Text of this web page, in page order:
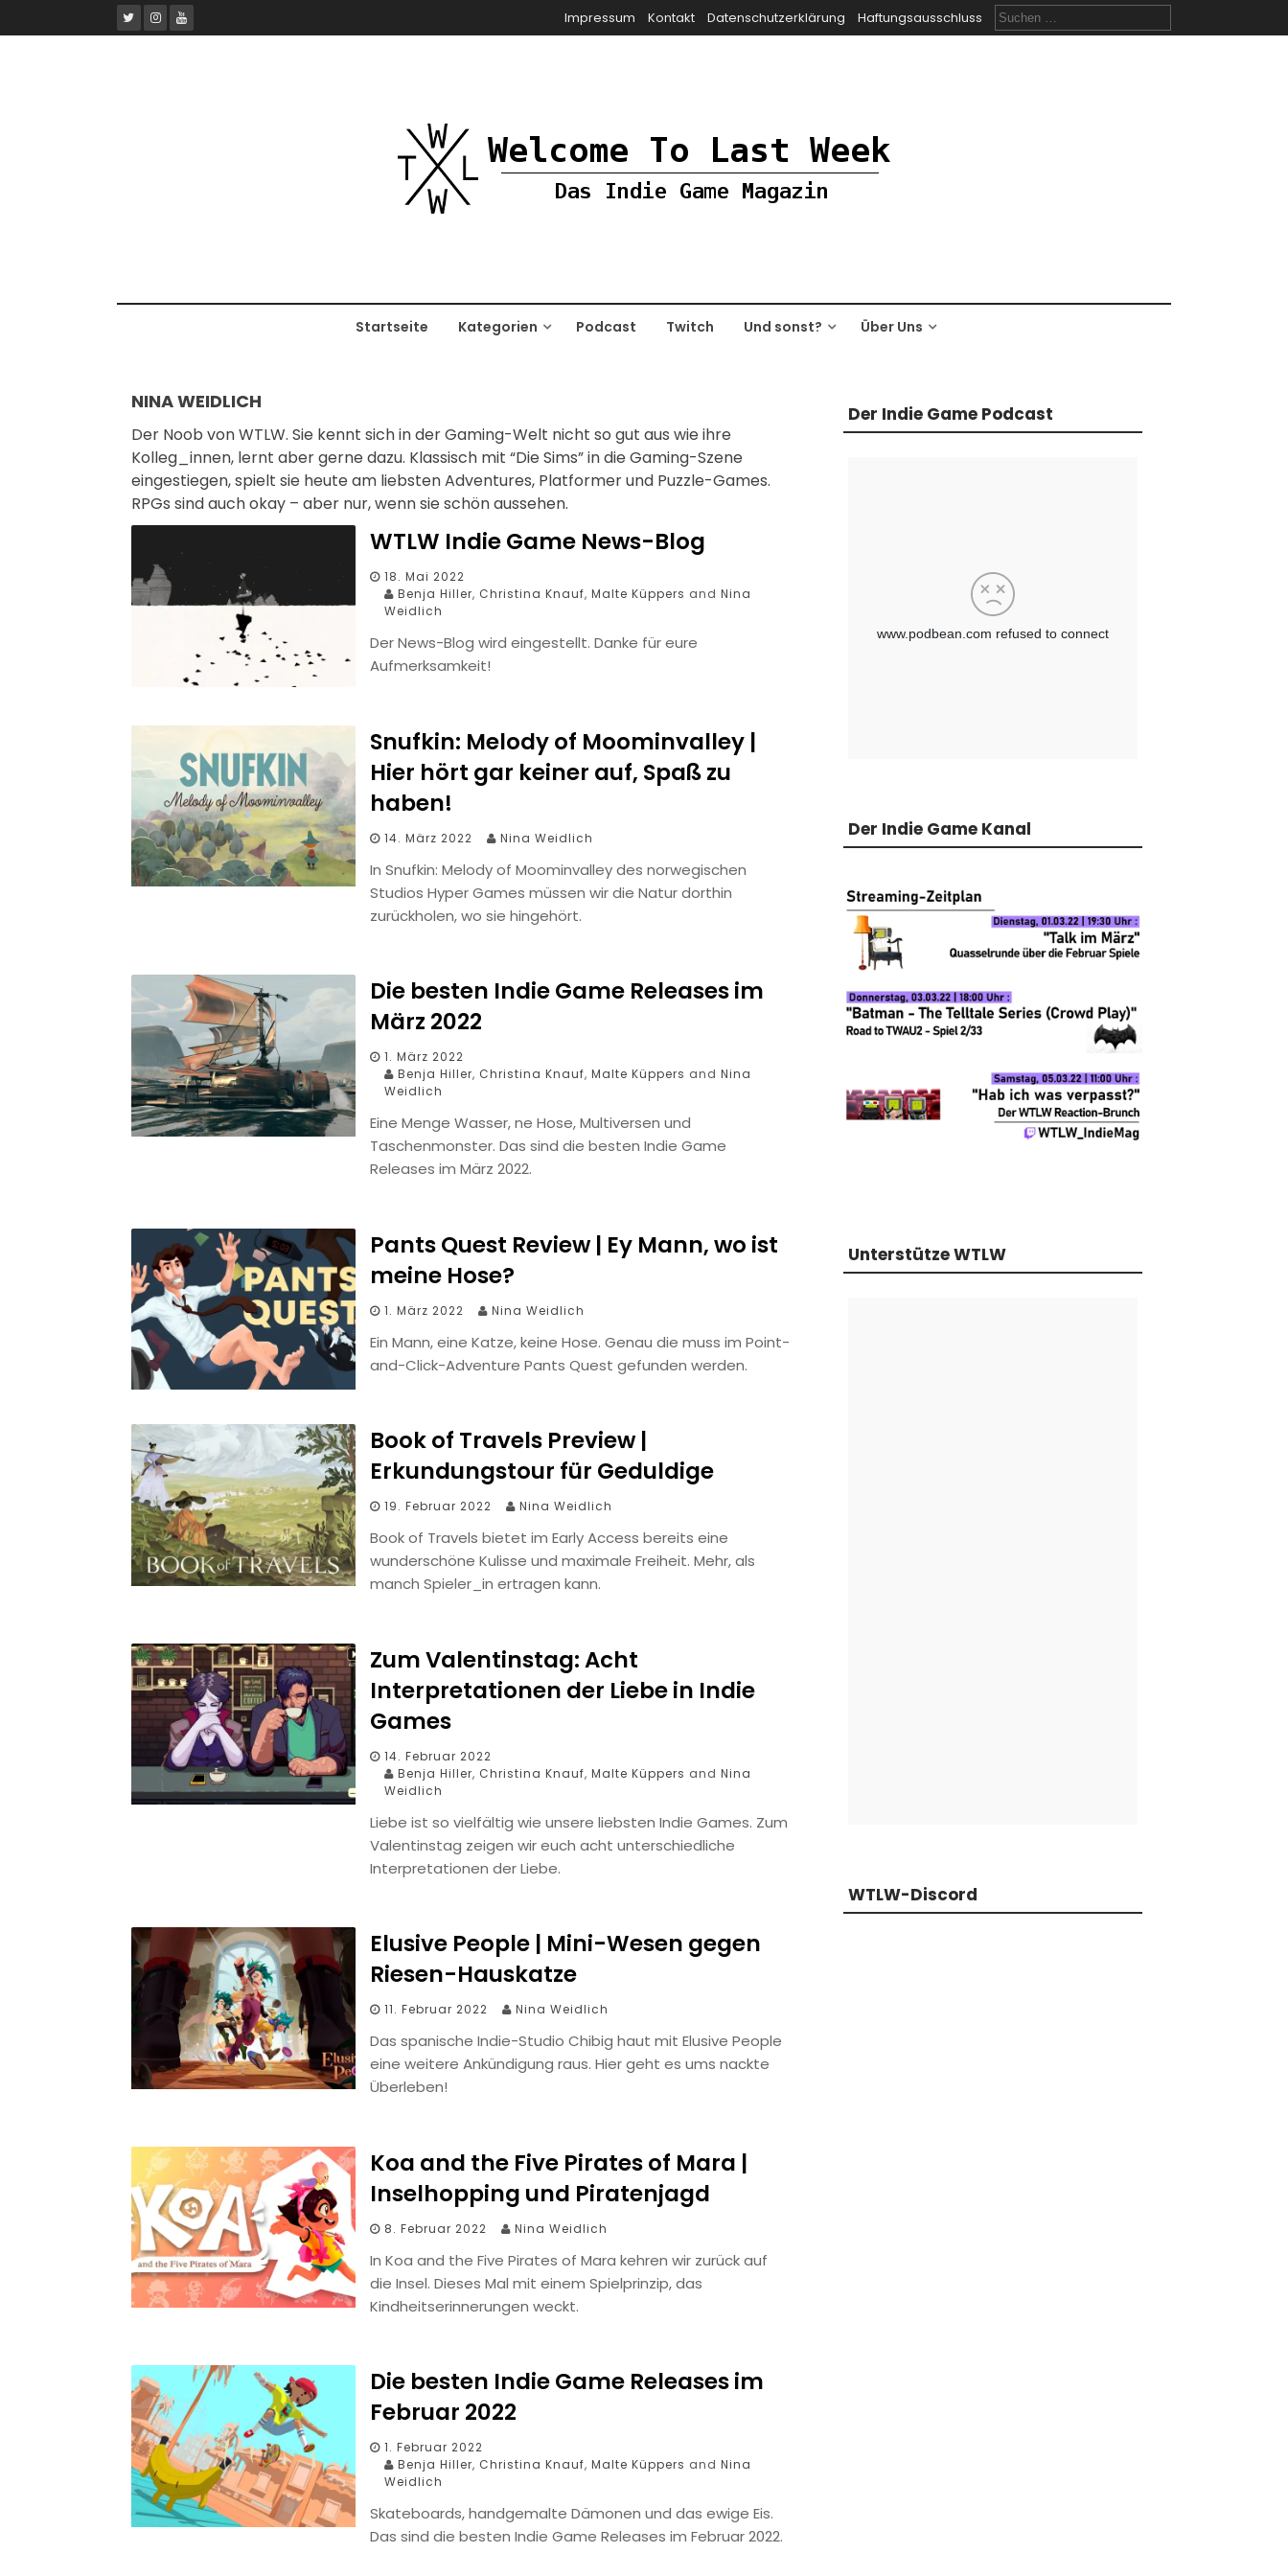
to
Impressum Kontakt Datenschutzerklärung Haftungsausschluss
Suchen
nach:
Startseite Kategorien Podcast Twitch Und sonst? Über Uns
NINA WEIDLICH
Der Noob von WTLW. Sie kennt sich in der Gaming-Welt nicht so gut aus wie ihre
Kolleg_innen, lernt aber gerne dazu. Klassisch mit “Die Sims” in die Gaming-Szene
eingestiegen, spielt sie heute am liebsten Adventures, Platformer und Puzzle-Games.
RPGs sind auch okay – aber nur, wenn sie schön aussehen.
WTLW Indie Game News-Blog
18. Mai 2022
Benja Hiller, Christina Knauf,Malte Küppers andNina
Weidlich
Der News-Blog wird eingestellt. Danke für eure
Aufmerksamkeit!
Snufkin: Melody of Moominvalley |
Hier hört gar keiner auf, Spaß zu
haben!
14. März 2022 Nina Weidlich
In Snufkin: Melody of Moominvalley des norwegischen
Studios Hyper Games müssen wir die Natur dorthin
zurückholen, wo sie hingehört.
Die besten Indie Game Releases im
März 2022
1. März 2022
Benja Hiller, Christina Knauf,Malte Küppers andNina
Weidlich
Eine Menge Wasser, ne Hose, Multiversen und
Taschenmonster. Das sind die besten Indie Game
Releases im März 2022.
Pants Quest Review | Ey Mann, wo ist
meine Hose?
1. März 2022 Nina Weidlich
Ein Mann, eine Katze, keine Hose. Genau die muss im Point-
and-Click-Adventure Pants Quest gefunden werden.
Book of Travels Preview |
Erkundungstour für Geduldige
19. Februar 2022 Nina Weidlich
Book of Travels bietet im Early Access bereits eine
wunderschöne Kulisse und maximale Freiheit. Mehr, als
manch Spieler_in ertragen kann.
Zum Valentinstag: Acht
Interpretationen der Liebe in Indie
Games
14. Februar 2022
Benja Hiller, Christina Knauf,Malte Küppers andNina
Weidlich
Liebe ist so vielfältig wie unsere liebsten Indie Games. Zum
Valentinstag zeigen wir euch acht unterschiedliche
Interpretationen der Liebe.
Elusive People | Mini-Wesen gegen
Riesen-Hauskatze
11. Februar 2022 Nina Weidlich
Das spanische Indie-Studio Chibig haut mit Elusive People
eine weitere Ankündigung raus. Hier geht es ums nackte
Überleben!
Koa and the Five Pirates of Mara |
Inselhopping und Piratenjagd
8. Februar 2022 Nina Weidlich
In Koa and the Five Pirates of Mara kehren wir zurück auf
die Insel. Dieses Mal mit einem Spielprinzip, das
Kindheitserinnerungen weckt.
Die besten Indie Game Releases im
Februar 2022
1. Februar 2022
Benja Hiller, Christina Knauf,Malte Küppers andNina
Weidlich
Skateboards, handgemalte Dämonen und das ewige Eis.
Das sind die besten Indie Game Releases im Februar 2022.
Der Indie Game Podcast
Der Indie Game Kanal
Unterstütze WTLW
WTLW-Discord